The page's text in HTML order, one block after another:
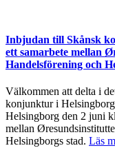
Inbjudan till Skånsk
ett samarbete mellan
Handelsförening och
Välkommen att delta i
konjunktur i
Helsingborg den 2 juni
mellan
Helsingborgs stad. Läs